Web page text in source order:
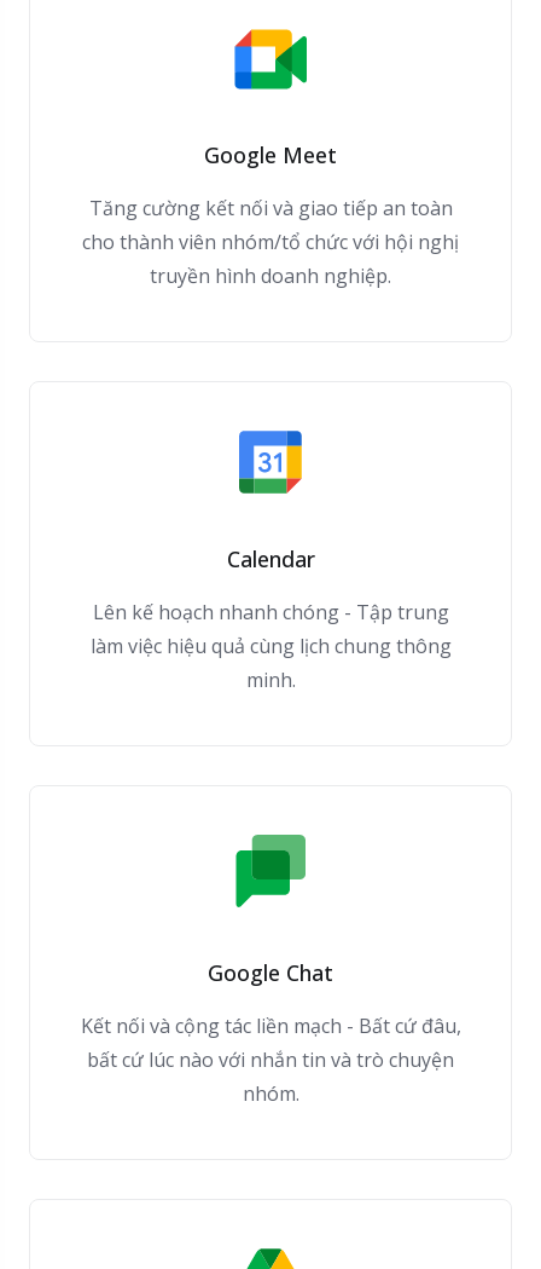
Google Meet
Tăng cường kết nối và giao tiếp an toàn
cho thành viên nhóm/tổ chức với hội nghị
truyền hình doanh nghiệp.
Calendar
Lên kế hoạch nhanh chóng - Tập trung
làm việc hiệu quả cùng lịch chung thông
minh.
Google Chat
Kết nối và cộng tác liền mạch - Bất cứ đâu,
bất cứ lúc nào với nhắn tin và trò chuyện
nhóm.